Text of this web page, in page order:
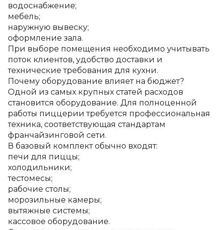
водоснабжение;
мебель;
наружную вывеску;
оформление зала.
При выборе помещения необходимо учитывать
поток клиентов, удобство доставки и
технические требования для кухни.
Почему оборудование влияет на бюджет?
Одной из самых крупных статей расходов
становится оборудование. Для полноценной
работы пиццерии требуется профессиональная
техника, соответствующая стандартам
франчайзинговой сети.
В базовый комплект обычно входят:
печи для пиццы;
холодильники;
тестомесы;
рабочие столы;
морозильные камеры;
вытяжные системы;
кассовое оборудование.